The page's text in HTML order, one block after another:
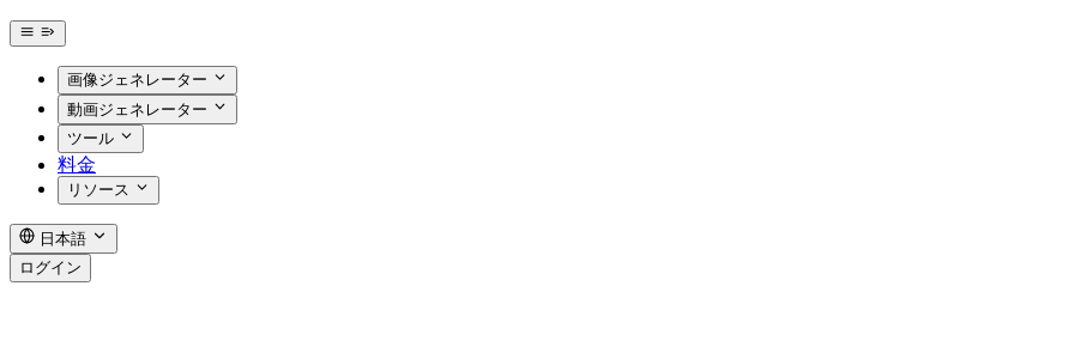
画像ジェネレーター
動画ジェネレーター
ツール
料金
リソース
日本語
ログイン